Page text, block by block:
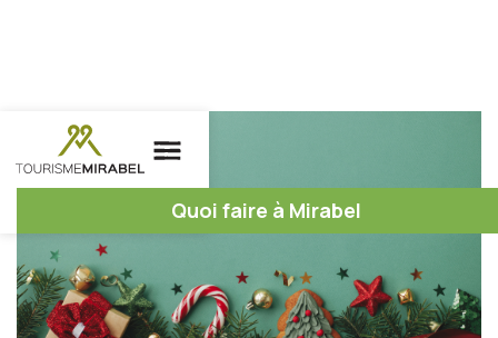
Quoi faire à Mirabel